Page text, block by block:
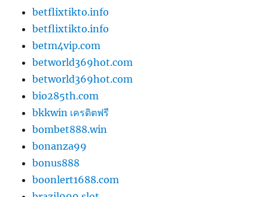
betflixtikto.info
betflixtikto.info
betm4vip.com
betworld369hot.com
betworld369hot.com
bio285th.com
bkkwin เครดิตฟรี
bombet888.win
bonanza99
bonus888
boonlert1688.com